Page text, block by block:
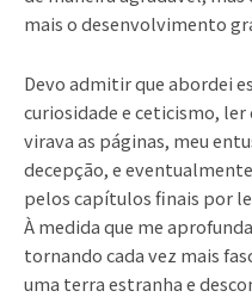
mais o desenvolvimento
Devo admitir que abordei
curiosidade e ceticismo,
virava as páginas, meu
decepção, e
pelos capítulos finais por
À medida que me
tornando cada vez mais
uma terra estranha e